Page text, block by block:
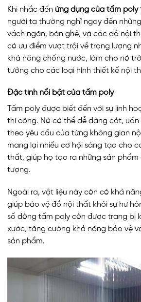
Khi nhắc đến ứng dụng của tấm
người ta thường nghĩ ngay đến
vách ngăn, bàn ghế, và các đồ nội
có ưu điểm vượt trội về trọng lượng
khả năng chống nước, làm cho nó
tưởng cho các loại hình thiết kế nội
Đặc tính nổi bật của tấm poly
Tấm poly được biết đến với sự linh
thi công. Nó có thể dễ dàng cắt,
theo yêu cầu của từng không gian
mang lại nhiều cơ hội sáng tạo cho
thất, giúp họ tạo ra những sản
tượng.
Ngoài ra, vật liệu này còn có khả
giúp bảo vệ đồ nội thất khỏi sự hư
số dòng tấm poly còn được trang bị
xước, tăng cường khả năng bảo vệ
sản phẩm.